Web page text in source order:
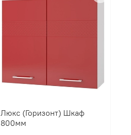
Люкс (Горизонт) Шкаф
800мм